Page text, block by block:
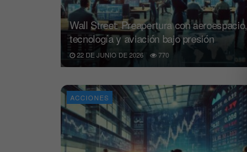
Wall Street: Preapertura con aeroespacio,
tecnología y aviación bajo presión
22 DE JUNIO DE 2026 770
ACCIONES